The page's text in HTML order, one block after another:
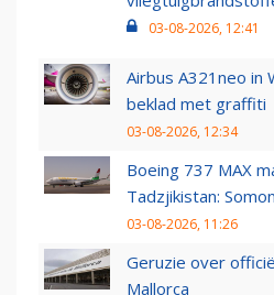
03-08-2026, 12:41
Airbus A321neo in
beklad met graffiti
03-08-2026, 12:34
Boeing 737 MAX
Tadzjikistan:
03-08-2026, 11:26
Geruzie over
Mallorca